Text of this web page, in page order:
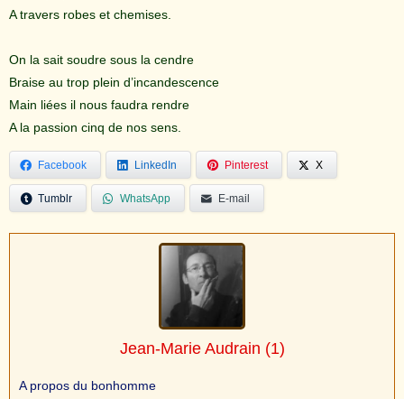
A travers robes et chemises.
On la sait soudre sous la cendre
Braise au trop plein d’incandescence
Main liées il nous faudra rendre
A la passion cinq de nos sens.
Facebook LinkedIn Pinterest X
Tumblr WhatsApp E-mail
Jean-Marie Audrain (1)
A propos du bonhomme